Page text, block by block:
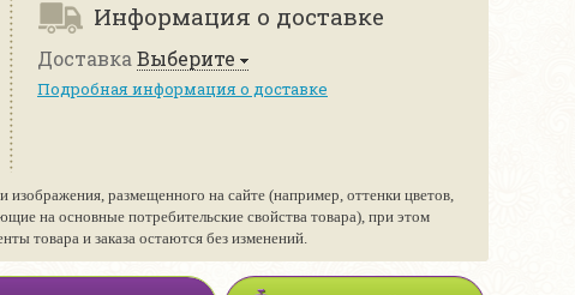
Информация о доставке
Доставка Выберите
Подробная информация о доставке
изображения, размещенного на сайте (например, оттенки цветов,
на основные потребительские свойства товара), при этом
товара и заказа остаются без изменений.